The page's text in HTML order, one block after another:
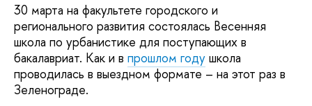
30 марта на факультете городского и
регионального развития состоялась Весенняя
школа по урбанистике для поступающих в
бакалавриат. Как и в прошлом году школа
проводилась в выездном формате – на этот раз в
Зеленограде.